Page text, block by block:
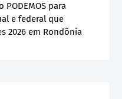
para
e federal que
2026 em Rondônia